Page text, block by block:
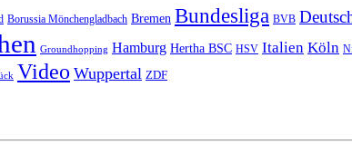
Borussia Mönchengladbach Bremen Bundesliga BVB
Groundhopping Hamburg Hertha BSC HSV Italien Köln
Video Wuppertal ZDF